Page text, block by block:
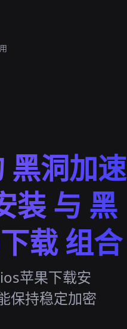
黑洞加速
装 与 黑
载 组合
苹果下载安
保持稳定加密